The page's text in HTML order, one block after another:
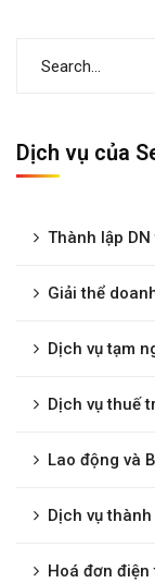
Dịch vụ của
Thành lập
Giải thể
Dịch vụ tạm
Dịch vụ thuế
Lao động và
Dịch vụ
Hoá đơn điện